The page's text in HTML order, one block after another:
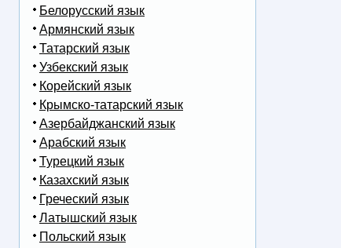
Белорусский язык
Армянский язык
Татарский язык
Узбекский язык
Корейский язык
Крымско-татарский язык
Азербайджанский язык
Арабский язык
Турецкий язык
Казахский язык
Греческий язык
Латышский язык
Польский язык